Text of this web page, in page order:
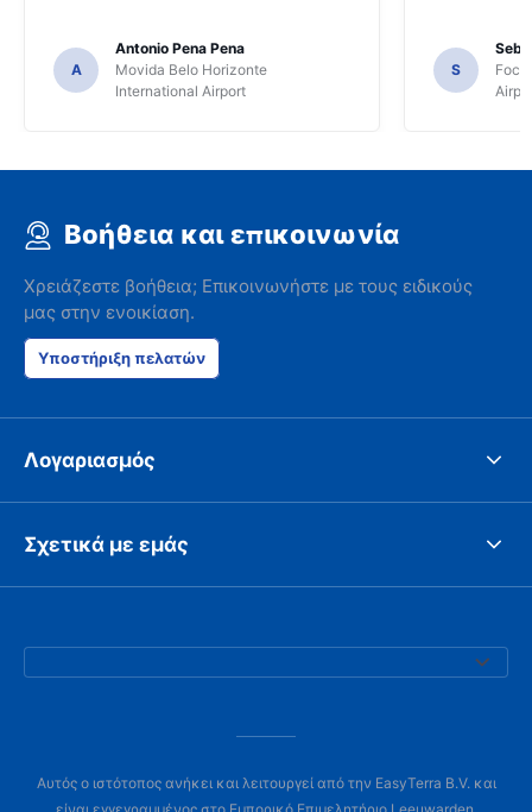
A
Antonio Pena Pena
Movida Belo Horizonte
International Airport
S
Foco
Βοήθεια και επικοινωνία
Χρειάζεστε βοήθεια; Επικοινωνήστε με τους ειδικούς
μας στην ενοικίαση.
Υποστήριξη πελατών
Λογαριασμός
Σχετικά με εμάς
Αυτός ο ιστότοπος ανήκει και λειτουργεί από την EasyTerra B.V. και